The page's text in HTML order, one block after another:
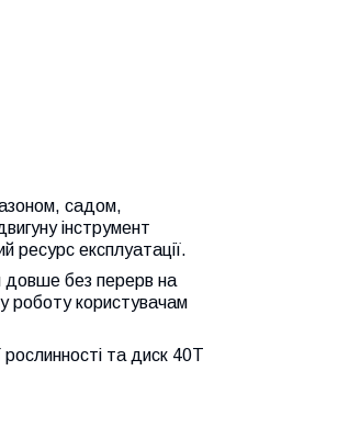
садом,
інструмент
ресурс експлуатації.
довше без перерв на
роботу користувачам
рослинності та диск 40Т